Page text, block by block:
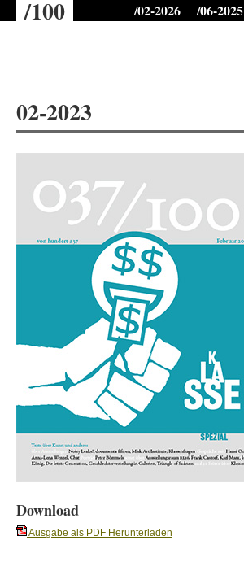
/100 /02-2026 /06-2025
02-2023
Download
Ausgabe als PDF Herunterladen